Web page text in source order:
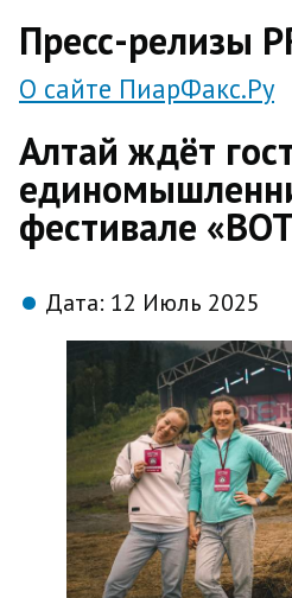
Пресс-релизы
О сайте ПиарФакс.Ру
Алтай ждёт
фестивале
Дата: 12 Июль 2025